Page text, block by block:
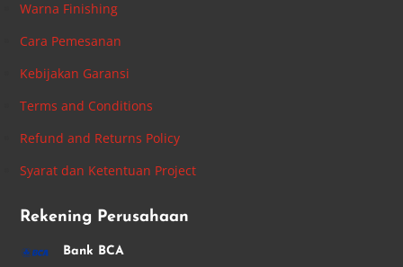
Warna Finishing
Cara Pemesanan
Kebijakan Garansi
Terms and Conditions
Refund and Returns Policy
Syarat dan Ketentuan Project
Rekening Perusahaan
Bank BCA